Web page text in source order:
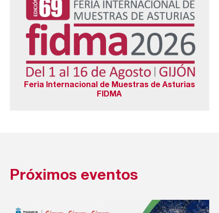
Feria Internacional de Muestras de Asturias
FIDMA
Próximos eventos